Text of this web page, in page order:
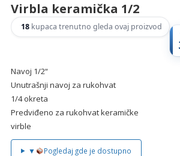
i
alata.
Kvalitetna
za
vaš
dom
i
industriju.
Virbla keramička 1/2
18kupaca trenutno gleda ovaj proizvod
Navoj 1/2“
Unutrašnji navoj za rukohvat
1/4 okreta
Predviđeno za rukohvat keramičke
virble
▼ Pogledaj gde je dostupno